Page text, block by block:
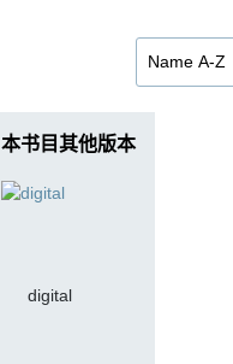
本书目其他版本
digital